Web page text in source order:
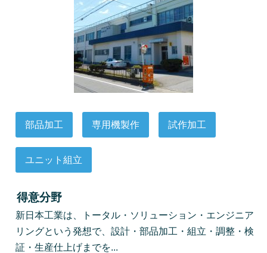
部品加工 専用機製作 試作加工
ユニット組立
得意分野
新日本工業は、トータル・ソリューション・エンジニア
リングという発想で、設計・部品加工・組立・調整・検
証・生産仕上げまでを...